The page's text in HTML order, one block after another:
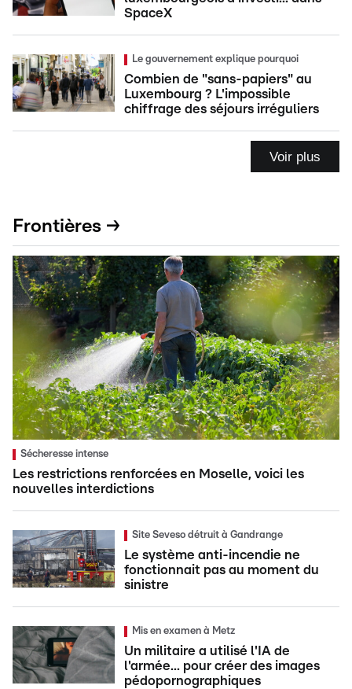
SpaceX
Le gouvernement explique pourquoi
Combien de "sans-papiers" au
Luxembourg ? L'impossible
chiffrage des séjours irréguliers
Voir plus
Frontières →
Sécheresse intense
Les restrictions renforcées en Moselle, voici les
nouvelles interdictions
Site Seveso détruit à Gandrange
Le système anti-incendie ne
fonctionnait pas au moment du
sinistre
Mis en examen à Metz
Un militaire a utilisé l'IA de
l'armée... pour créer des images
pédopornographiques